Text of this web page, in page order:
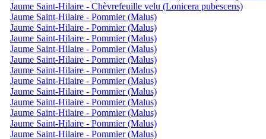
Jaume Saint-Hilaire - Chèvrefeuille velu (Lonicera pubescens)
Jaume Saint-Hilaire - Pommier (Malus)
Jaume Saint-Hilaire - Pommier (Malus)
Jaume Saint-Hilaire - Pommier (Malus)
Jaume Saint-Hilaire - Pommier (Malus)
Jaume Saint-Hilaire - Pommier (Malus)
Jaume Saint-Hilaire - Pommier (Malus)
Jaume Saint-Hilaire - Pommier (Malus)
Jaume Saint-Hilaire - Pommier (Malus)
Jaume Saint-Hilaire - Pommier (Malus)
Jaume Saint-Hilaire - Pommier (Malus)
Jaume Saint-Hilaire - Pommier (Malus)
Jaume Saint-Hilaire - Pommier (Malus)